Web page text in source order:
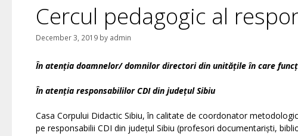
Cercul pedagogic al
December 3, 2019 by admin
În atenția doamnelor/ domnilor directori din unitățile în care
În atenția responsabililor CDI din județul Sibiu
Casa Corpului Didactic Sibiu, în calitate de coordonator
pe responsabilii CDI din județul Sibiu (profesori documentariști,